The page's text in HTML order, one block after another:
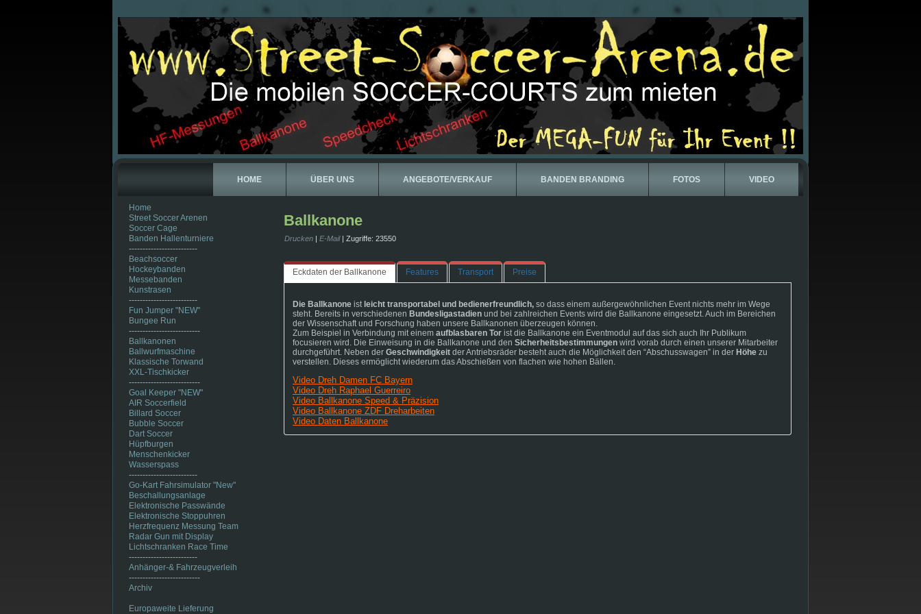
HOME ÜBER UNS ANGEBOTE/VERKAUF BANDEN BRANDING FOTOS VIDEO
Home
Street Soccer Arenen
Soccer Cage
Banden Hallenturniere
-------------------------
Beachsoccer
Hockeybanden
Messebanden
Kunstrasen
-------------------------
Fun Jumper "NEW"
Bungee Run
--------------------------
Ballkanonen
Ballwurfmaschine
Klassische Torwand
XXL-Tischkicker
--------------------------
Goal Keeper "NEW"
AIR Soccerfield
Billard Soccer
Bubble Soccer
Dart Soccer
Hüpfburgen
Menschenkicker
Wasserspass
-------------------------
Go-Kart Fahrsimulator "New"
Beschallungsanlage
Elektronische Passwände
Elektronische Stoppuhren
Herzfrequenz Messung Team
Radar Gun mit Display
Lichtschranken Race Time
-------------------------
Anhänger-& Fahrzeugverleih
--------------------------
Archiv
Europaweite Lieferung
Ballkanone
Drucken | E-Mail| Zugriffe: 23550
Eckdaten der Ballkanone Features Transport Preise
Die Ballkanone ist leicht transportabel und bedienerfreundlich, so dass einem außergewöhnlichen Event nichts mehr im Wege
steht. Bereits in verschiedenen Bundesligastadien und bei zahlreichen Events wird die Ballkanone eingesetzt. Auch im Bereichen
der Wissenschaft und Forschung haben unsere Ballkanonen überzeugen können.
Zum Beispiel in Verbindung mit einem aufblasbaren Tor ist die Ballkanone ein Eventmodul auf das sich auch Ihr Publikum
focusieren wird. Die Einweisung in die Ballkanone und den Sicherheitsbestimmungen wird vorab durch einen unserer Mitarbeiter
durchgeführt. Neben der Geschwindigkeit der Antriebsräder besteht auch die Möglichkeit den “Abschusswagen” in der Höhe zu
verstellen. Dieses ermöglicht wiederum das Abschießen von flachen wie hohen Bällen.
Video Dreh Damen FC Bayern
Video Dreh Raphael Guerreiro
Video Ballkanone Speed & Präzision
Video Ballkanone ZDF Dreharbeiten
Video Daten Ballkanone